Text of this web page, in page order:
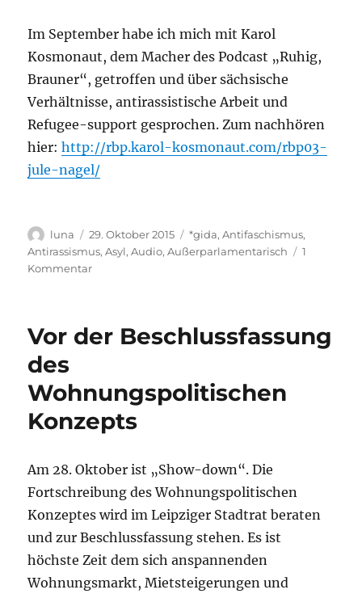
Im September habe ich mich mit Karol
Kosmonaut, dem Macher des Podcast „Ruhig,
Brauner“, getroffen und über sächsische
Verhältnisse, antirassistische Arbeit und
Refugee-support gesprochen. Zum nachhören
hier:http://rbp.karol-kosmonaut.com/rbp03-
jule-nagel/
Autor
luna
Veröffentlicht
am
29. Oktober 2015 Kategorien
*gida,Antifaschismus,
Antirassismus,Asyl,Audio,Außerparlamentarisch
1
Kommentarzu
Im
dem
Podcast
„Ruhig,
Brauner“
Vor der Beschlussfassung
des
Wohnungspolitischen
Konzepts
Am 28. Oktober ist „Show-down“. Die
Fortschreibung des Wohnungspolitischen
Konzeptes wird im Leipziger Stadtrat beraten
und zur Beschlussfassung stehen. Es ist
höchste Zeit dem sich anspannenden
Wohnungsmarkt, Mietsteigerungen und